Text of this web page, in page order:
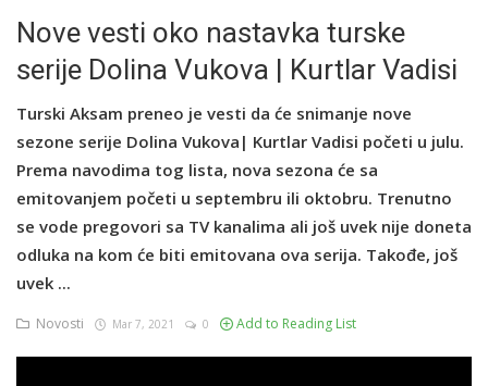
Nove vesti oko nastavka turske
serije Dolina Vukova | Kurtlar Vadisi
Turski Aksam preneo je vesti da će snimanje nove
sezone serije Dolina Vukova| Kurtlar Vadisi početi u julu.
Prema navodima tog lista, nova sezona će sa
emitovanjem početi u septembru ili oktobru. Trenutno
se vode pregovori sa TV kanalima ali još uvek nije doneta
odluka na kom će biti emitovana ova serija. Takođe, još
uvek ...
Novosti Mar 7, 2021 0 Add to Reading List